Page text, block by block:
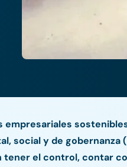
empresariales
y de gobernanza
tener el control, contar